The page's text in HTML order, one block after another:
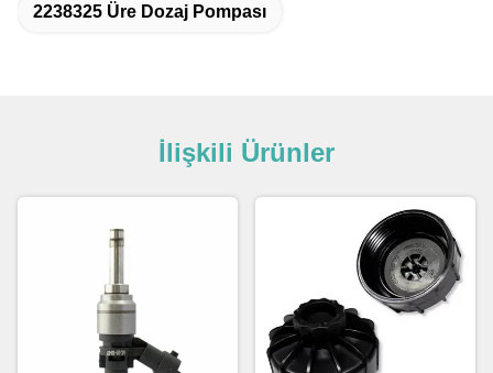
2238325 Üre Dozaj Pompası
İlişkili Ürünler